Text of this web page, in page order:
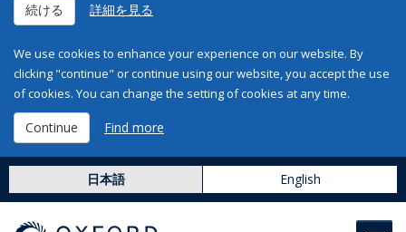
続ける 詳細を見る
We use cookies to enhance your experience on our website. By
clicking "continue" or continue using our website, you accept the use
of cookies. You can change the setting of cookies at any time.
Continue Find more
日本語 English